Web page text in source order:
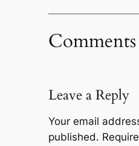
Comments
Leave a Reply
Your email
published.